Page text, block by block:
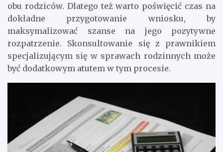
obu rodziców. Dlatego też warto poświęcić czas na
dokładne przygotowanie wniosku, by
maksymalizować szanse na jego pozytywne
rozpatrzenie. Skonsultowanie się z prawnikiem
specjalizującym się w sprawach rodzinnych może
być dodatkowym atutem w tym procesie.